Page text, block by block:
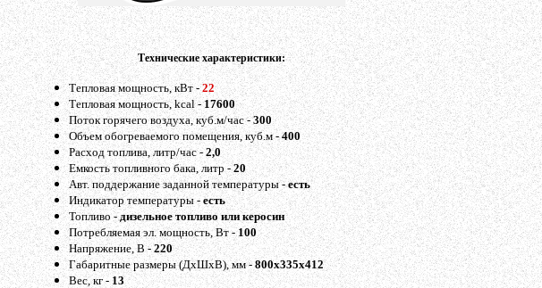
Технические характеристики:
Тепловая мощность, кВт -22
Тепловая мощность, kcal -17600
Поток горячего воздуха, куб.м/час -300
Объем обогреваемого помещения, куб.м -400
Расход топлива, литр/час -2,0
Емкость топливного бака, литр -20
Авт. поддержание заданной температуры -есть
Индикатор температуры -есть
Топливо -дизельное топливо или керосин
Потребляемая эл. мощность, Вт -100
Напряжение, В -220
Габаритные размеры (ДхШхВ), мм - 800х335х412
Вес, кг - 13